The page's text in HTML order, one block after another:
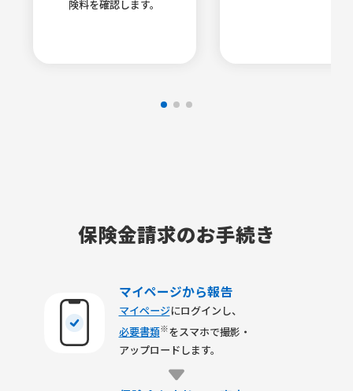
険料を確認します。
保険金請求のお手続き
マイページから報告
マイページにログインし、
必要書類※をスマホで撮影・
アップロードします。